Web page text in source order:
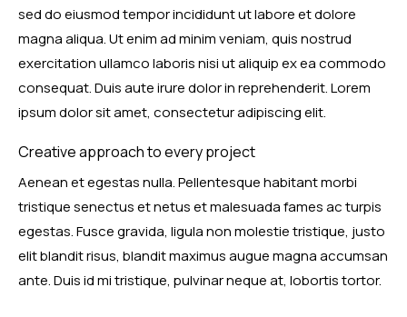
sed do eiusmod tempor incididunt ut labore et dolore
magna aliqua. Ut enim ad minim veniam, quis nostrud
exercitation ullamco laboris nisi ut aliquip ex ea commodo
consequat. Duis aute irure dolor in reprehenderit. Lorem
ipsum dolor sit amet, consectetur adipiscing elit.
Creative approach to every project
Aenean et egestas nulla. Pellentesque habitant morbi
tristique senectus et netus et malesuada fames ac turpis
egestas. Fusce gravida, ligula non molestie tristique, justo
elit blandit risus, blandit maximus augue magna accumsan
ante. Duis id mi tristique, pulvinar neque at, lobortis tortor.